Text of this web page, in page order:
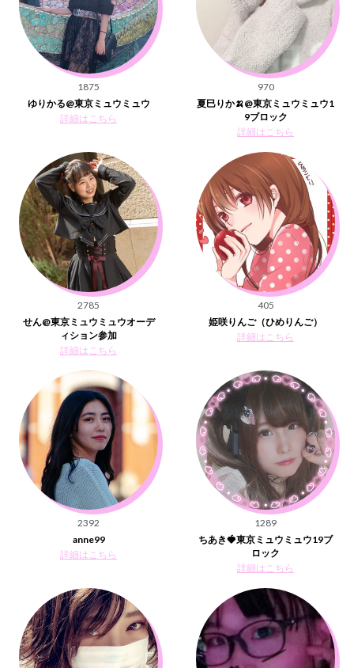
1875
ゆりかる@東京ミュウミュウ
詳細はこちら
970
夏巳りか🍌@東京ミュウミュウ1
9ブロック
詳細はこちら
2785
せん@東京ミュウミュウオーデ
ィション参加
詳細はこちら
405
姫咲りんご（ひめりんご）
詳細はこちら
2392
anne99
詳細はこちら
1289
ちあき🍓東京ミュウミュウ19ブ
ロック
詳細はこちら